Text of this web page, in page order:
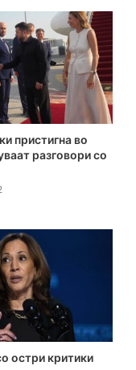
пристигна во
разговори со
остри критики